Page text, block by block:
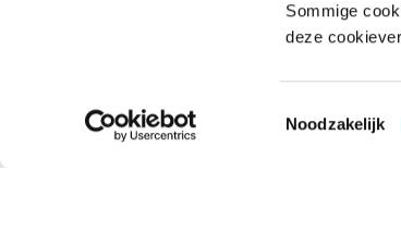
Sommige
deze
Noodzakelijk